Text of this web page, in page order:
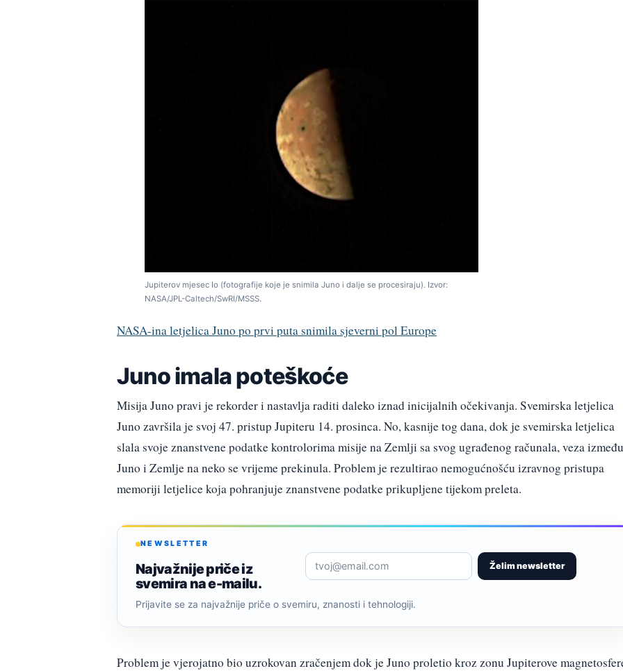
Jupiterov mjesec Io (fotografije koje je snimila Juno i dalje se procesiraju). Izvor:
NASA/JPL-Caltech/SwRI/MSSS.
NASA-ina letjelica Juno po prvi puta snimila sjeverni pol Europe
Juno imala poteškoće
Misija Juno pravi je rekorder i nastavlja raditi daleko iznad inicijalnih očekivanja. Svemirska letjelica
Juno završila je svoj 47. pristup Jupiteru 14. prosinca. No, kasnije tog dana, dok je svemirska letjelica
slala svoje znanstvene podatke kontrolorima misije na Zemlji sa svog ugrađenog računala, veza između
Juno i Zemlje na neko se vrijeme prekinula. Problem je rezultirao nemogućnošću izravnog pristupa
memoriji letjelice koja pohranjuje znanstvene podatke prikupljene tijekom preleta.
NEWSLETTER
Najvažnije priče iz
svemira na e-mailu.
Želim newsletter
Prijavite se za najvažnije priče o svemiru, znanosti i tehnologiji.
Problem je vjerojatno bio uzrokovan zračenjem dok je Juno proletio kroz zonu Jupiterove